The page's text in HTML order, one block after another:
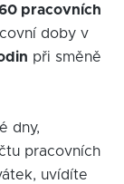
pracovních
doby v
při směně
dny,
pracovních
uvídíte